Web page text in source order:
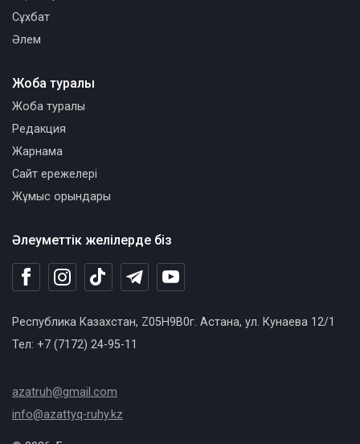
Әлеуметтік желілерде біз
Республика Казахстан, Z05H9B0г. Астана, ул. Кунаева 12/1
Тел: +7 (7172) 24-95-11
azatruh@gmail.com
info@azattyq-ruhy.kz
Сұхбат
Әлем
Жоба туралы
Жоба туралы
Редакция
Жарнама
Сайт ережелері
Жұмыс орындары